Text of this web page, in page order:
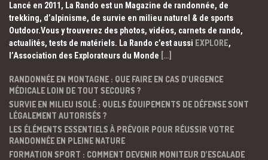
Lancé en 2011, La Rando est un Magazine de randonnée, de
trekking, d’alpinisme, de survie en milieu naturel & de sports
Outdoor.Vous y trouverez des photos, vidéos, carnets de rando,
actualités, tests de matériels. La Rando c’est aussi EXPLORE,
l’Association des Explorateurs du Monde […]
RANDONNÉE EN MONTAGNE : QUE FAIRE EN CAS D’URGENCE
MÉDICALE LOIN DE TOUT SECOURS ?
SURVIE EN MILIEU ISOLÉ : QUELS ÉQUIPEMENTS DE DÉFENSE SONT
LÉGALEMENT AUTORISÉS ?
LES ÉLÉMENTS ESSENTIELS À PRÉVOIR POUR RÉUSSIR VOTRE
RANDONNÉE EN PLEINE NATURE
FORMATION SPORT : COMMENT DEVENIR MONITEUR D’ESCALADE